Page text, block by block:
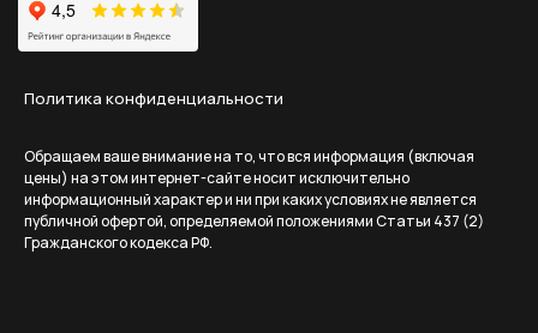
Политика конфиденциальности
Обращаем ваше внимание на то, что вся информация (включая
цены) на этом интернет-сайте носит исключительно
информационный характер и ни при каких условиях не является
публичной офертой, определяемой положениями Статьи 437 (2)
Гражданского кодекса РФ.